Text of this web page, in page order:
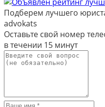
Подберем лучшего
advokats
Оставьте свой номер
в течении 15 минут